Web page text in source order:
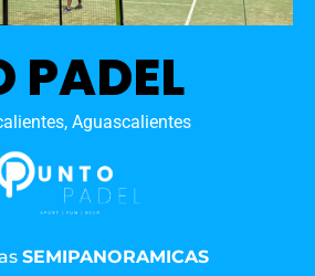
PADEL
Aguascalientes
SEMIPANORAMICAS